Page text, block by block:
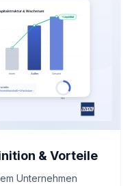
& Vorteile
Unternehmen